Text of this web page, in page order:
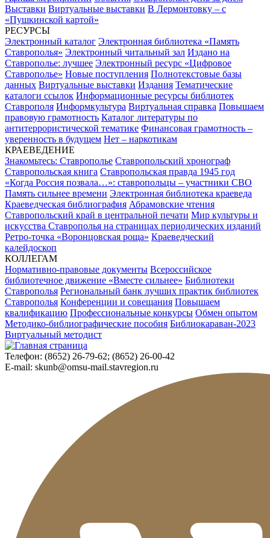
Выставки Виртуальные выставки В Лермонтовку – с
«Пушкинской картой»
РЕСУРСЫ
Электронный каталог Электронная библиотека «Память
Ставрополья» Электронный читальный зал Издано на
Ставрополье: лучшее Электронный ресурс «Цифровое
Ставрополье» Новые поступления Полнотекстовые базы
данных Виртуальные выставки Издания Тематические
каталоги ссылок Информационные ресурсы библиотек
Ставрополя Информкультура Виртуальная справка Повышаем
правовую грамотность Каталог литературы по
антитеррористической тематике Финансовая грамотность –
уверенность в будущем Нет – наркотикам
КРАЕВЕДЕНИЕ
Знакомьтесь: Ставрополье Ставропольский хронограф
Ставропольская книга Ставропольская правда 1945 год
«Когда Россия позвала…»: ставропольцы – участники СВО
Память сильнее времени Электронная библиотека краеведа
Краеведческая библиография Абрамовские чтения
Ставропольский край в центральной печати Мир культуры и
искусства Ставрополья на страницах периодических изданий
Ретро-точка «Воронцовская роща» Краеведческий
калейдоскоп
КОЛЛЕГАМ
Нормативно-правовые документы Всероссийское
библиотечное движение «Вместе сильнее» Библиотеки
Ставрополья Региональный банк лучших практик библиотек
Ставрополья Конференции и совещания Повышаем
квалификацию Профессиональные конкурсы Обмен опытом
Методико-библиографические пособия Библиокараван-2023
Виртуальный методист
Телефон: (8652) 26-79-62; (8652) 26-00-42
E-mail: skunb@omsu-mail.stavregion.ru